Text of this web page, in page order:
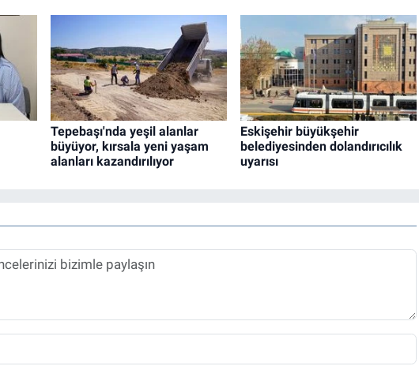
Tepebaşı'nda yeşil alanlar
büyüyor, kırsala yeni yaşam
alanları kazandırılıyor
Eskişehir büyükşehir
belediyesinden dolandırıcılık
uyarısı